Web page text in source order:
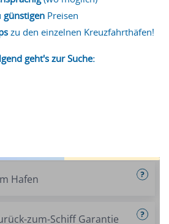
günstigen Preisen
zu den einzelnen Kreuzfahrthäfen!
geht's zur Suche: